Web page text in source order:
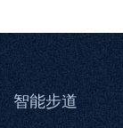
智能步道